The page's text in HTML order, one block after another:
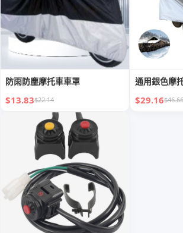
防雨防塵摩托車車罩
$13.83$22.14
通用銀色摩
$29.16$46.66